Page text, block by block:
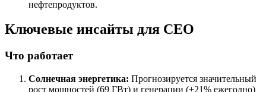
нефтепродуктов.
Ключевые инсайты для СЕО
Что работает
Солнечная энергетика: Прогнозируется значительный
рост мощностей (69 ГВт) и генерации (+21% ежегодно)